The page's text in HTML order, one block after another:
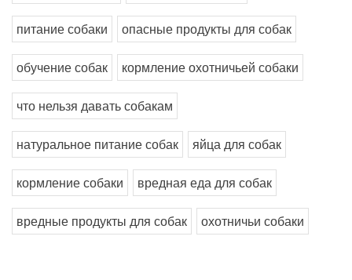
питание собаки опасные продукты для собак
обучение собак кормление охотничьей собаки
что нельзя давать собакам
натуральное питание собак яйца для собак
кормление собаки вредная еда для собак
вредные продукты для собак охотничьи собаки